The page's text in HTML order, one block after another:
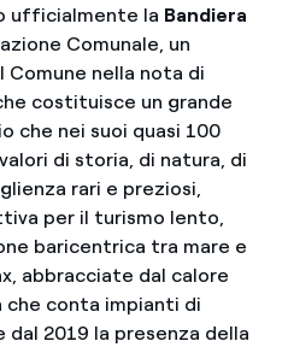
ufficialmente la Bandiera
Comunale, un
Comune nella nota di
costituisce un grande
che nei suoi quasi 100
di storia, di natura, di
rari e preziosi,
per il turismo lento,
baricentrica tra mare e
abbracciate dal calore
che conta impianti di
2019 la presenza della